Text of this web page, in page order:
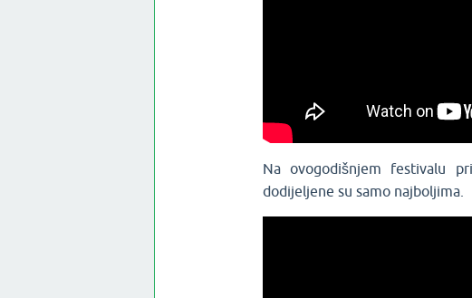
Na ovogodišnjem festivalu
dodijeljene su samo najboljima.